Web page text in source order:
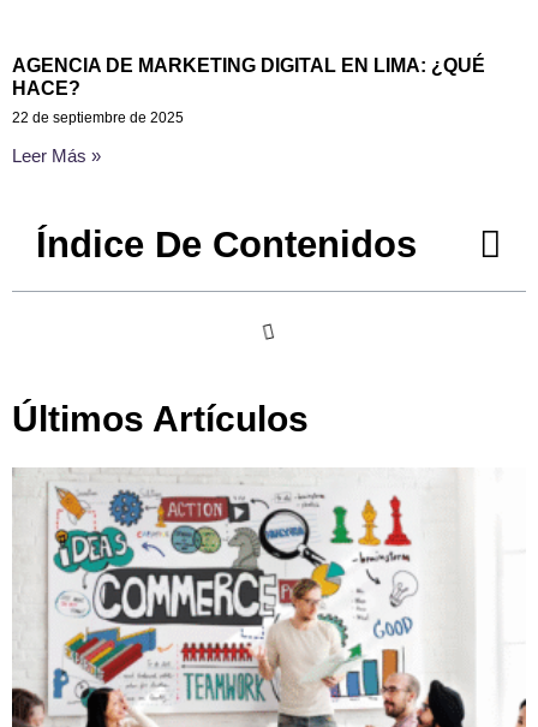
AGENCIA DE MARKETING DIGITAL EN LIMA: ¿QUÉ
HACE?
22 de septiembre de 2025
Leer Más »
Índice De Contenidos
Últimos Artículos